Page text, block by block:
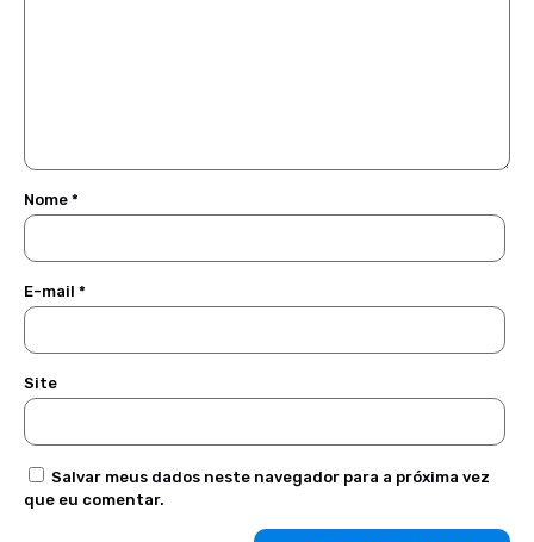
Nome *
E-mail *
Site
Salvar meus dados neste navegador para a próxima vez
que eu comentar.